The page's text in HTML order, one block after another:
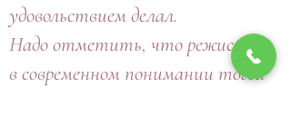
удовольствием делал.
Надо отметить, что режиссуры
в современном понимании тогда